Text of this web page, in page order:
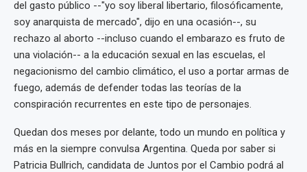
del gasto público --"yo soy liberal libertario, filosóficamente,
soy anarquista de mercado", dijo en una ocasión--, su
rechazo al aborto --incluso cuando el embarazo es fruto de
una violación-- a la educación sexual en las escuelas, el
negacionismo del cambio climático, el uso a portar armas de
fuego, además de defender todas las teorías de la
conspiración recurrentes en este tipo de personajes.
Quedan dos meses por delante, todo un mundo en política y
más en la siempre convulsa Argentina. Queda por saber si
Patricia Bullrich, candidata de Juntos por el Cambio podrá al